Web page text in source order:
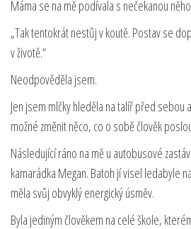
Máma se na mě podívala s nečekanou
„Tak tentokrát nestůj v koutě. Postav se
v životě.“
Neodpověděla jsem.
Jen jsem mlčky hleděla na talíř před
možné změnit něco, co o sobě člověk
Následující ráno na mě u autobusové
kamarádka Megan. Batoh jí visel ledabyle
měla svůj obvyklý energický úsměv.
Byla jediným člověkem na celé škole,